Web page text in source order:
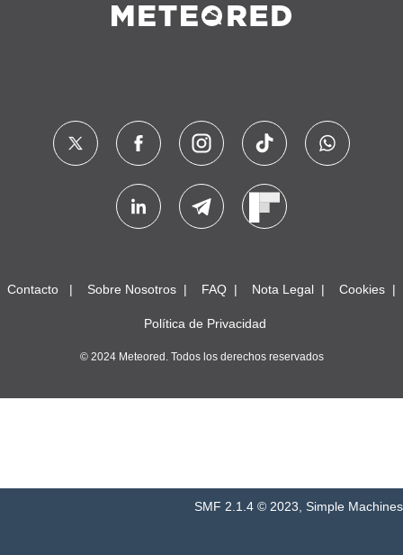
Contacto Sobre Nosotros FAQ Nota Legal Cookies
Política de Privacidad
© 2024 Meteored. Todos los derechos reservados
SMF 2.1.4 © 2023 Simple Machines